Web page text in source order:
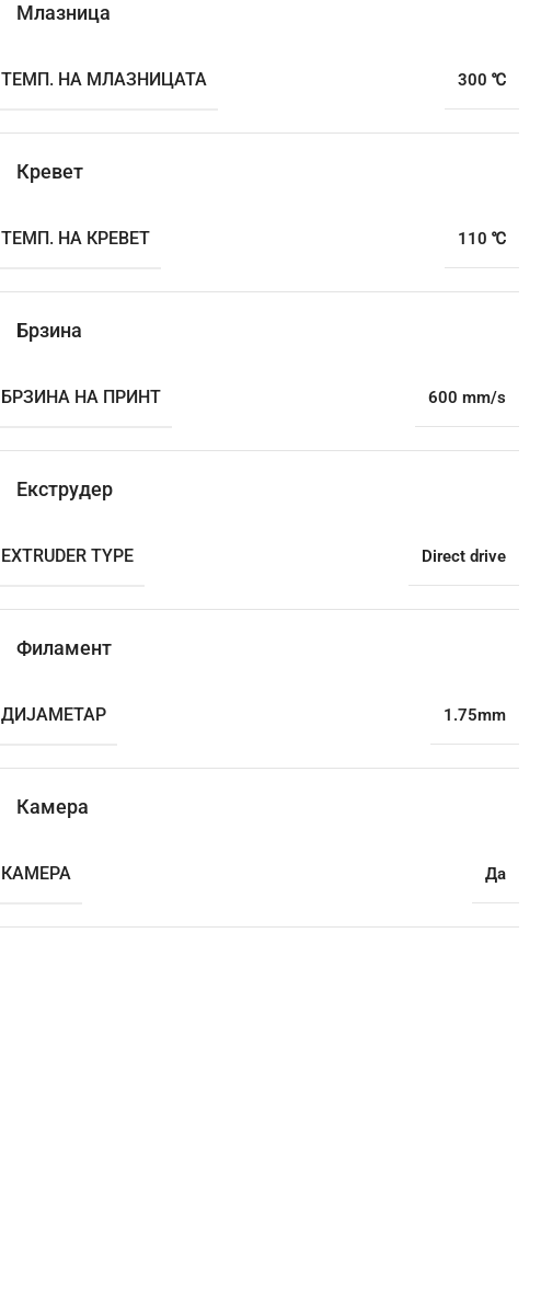
Млазница
ТЕМП. НА МЛАЗНИЦАТА 300 ℃
Кревет
ТЕМП. НА КРЕВЕТ 110 ℃
Брзина
БРЗИНА НА ПРИНТ 600 mm/s
Екструдер
EXTRUDER TYPE Direct drive
Филамент
ДИЈАМЕТАР 1.75mm
Камера
КАМЕРА Да